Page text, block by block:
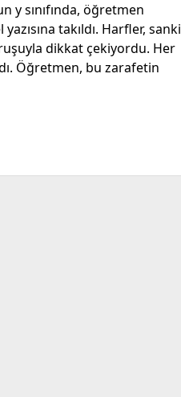
y sınıfında, öğretmen
takıldı. Harfler, sanki
dikkat çekiyordu. Her
Öğretmen, bu zarafetin